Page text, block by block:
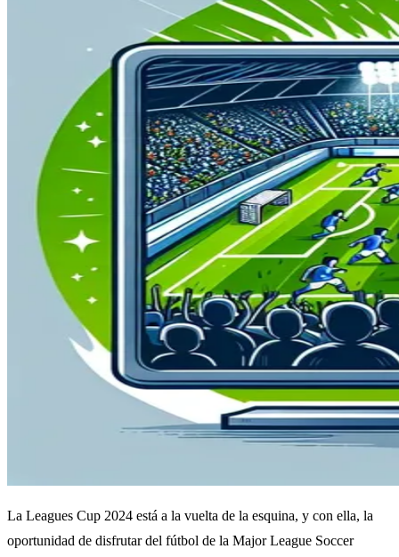
La Leagues Cup 2024 está a la vuelta de la esquina, y con ella, la
oportunidad de disfrutar del fútbol de la Major League Soccer